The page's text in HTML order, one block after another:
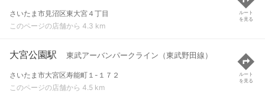
さいたま市見沼区東大宮４丁目
このページの店舗から 4.3 km
ルート
を見る
大宮公園駅 東武アーバンパークライン（東武野田線）
さいたま市大宮区寿能町１-１７２
このページの店舗から 4.5 km
ルート
を見る